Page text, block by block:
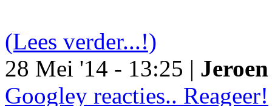
(Lees verder...!)
28 Mei '14 - 13:25 |
Googley reacties.. Reageer!